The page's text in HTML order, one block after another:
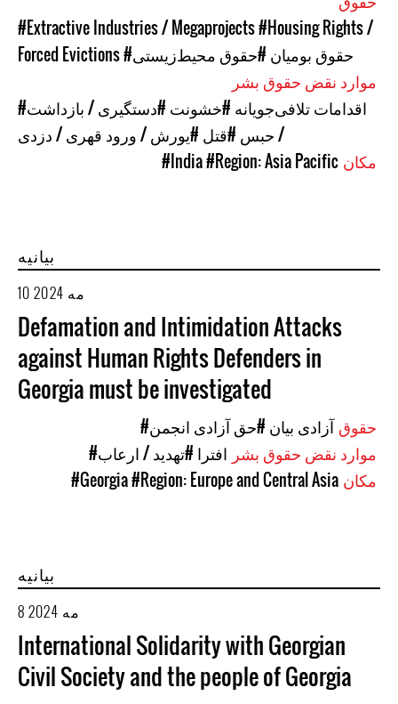
#Extractive Industries / Megaprojects#Housing Rights /
Forced Evictions
#حقوق بومیان #حقوق محیط‌زیستی
#اقدامات تلافی‌جویانه #خشونت #دستگیری / بازداشت
/ حبس #قتل #یورش / ورود قهری / دزدی
#India#Region: Asia Pacific
بیانیه
10 مه 2024
Defamation and Intimidation Attacks
against Human Rights Defenders in
Georgia must be investigated
#آزادی بیان #حق آزادی انجمن
#افترا #تهدید / ارعاب
#Georgia#Region: Europe and Central Asia
بیانیه
8 مه 2024
International Solidarity with Georgian
Civil Society and the people of Georgia